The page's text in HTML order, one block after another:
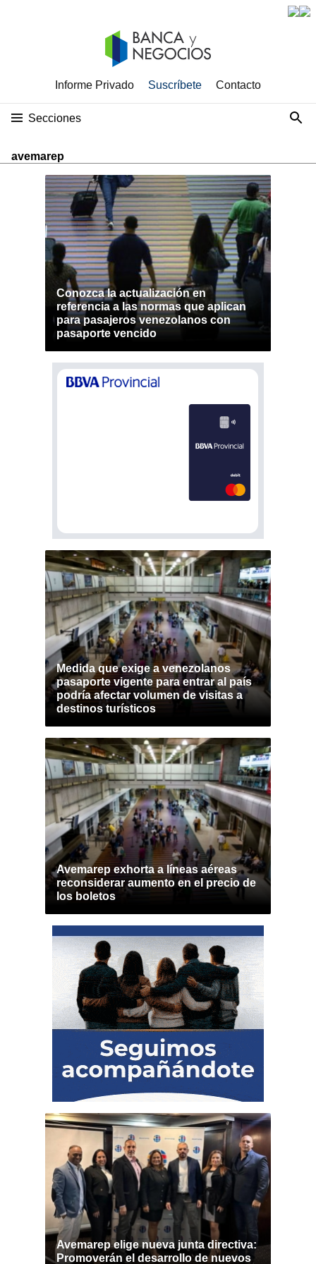
Informe Privado Suscríbete Contacto
Secciones
avemarep
Conozca la actualización en
referencia a las normas que aplican
para pasajeros venezolanos con
pasaporte vencido
Medida que exige a venezolanos
pasaporte vigente para entrar al país
podría afectar volumen de visitas a
destinos turísticos
Avemarep exhorta a líneas aéreas
reconsiderar aumento en el precio de
los boletos
Avemarep elige nueva junta directiva:
Promoverán el desarrollo de nuevos